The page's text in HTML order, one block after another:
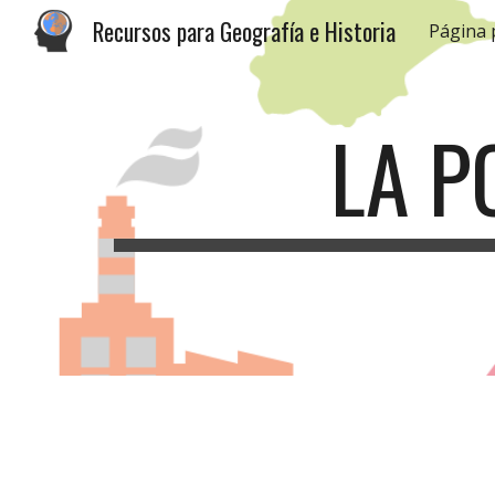
Recursos para Geografía e Historia Página
LA